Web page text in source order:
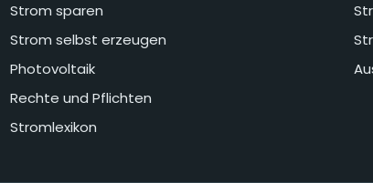
Strom sparen
Strom selbst erzeugen
Photovoltaik
Rechte und Pflichten
Stromlexikon